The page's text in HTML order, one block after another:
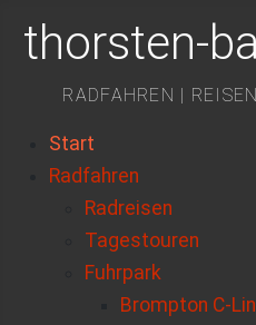
thorsten-
RADFAHREN |
Start
Radfahren
Radreisen
Tagestouren
Fuhrpark
Brompton C-